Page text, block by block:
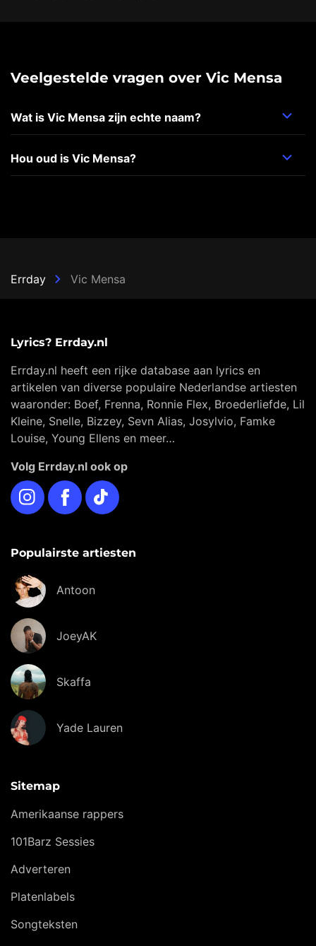
Veelgestelde vragen over Vic Mensa
Wat is Vic Mensa zijn echte naam?
Hou oud is Vic Mensa?
Errday Vic Mensa
Lyrics? Errday.nl
Errday.nl heeft een rijke database aan lyrics en
artikelen van diverse populaire Nederlandse artiesten
waaronder: Boef, Frenna, Ronnie Flex, Broederliefde, Lil
Kleine, Snelle, Bizzey, Sevn Alias, Josylvio, Famke
Louise, Young Ellens en meer…
Volg Errday.nl ook op
InstagramFacebookTikTok
Populairste artiesten
Antoon
JoeyAK
Skaffa
Yade Lauren
Sitemap
Amerikaanse rappers
101Barz Sessies
Adverteren
Platenlabels
Songteksten